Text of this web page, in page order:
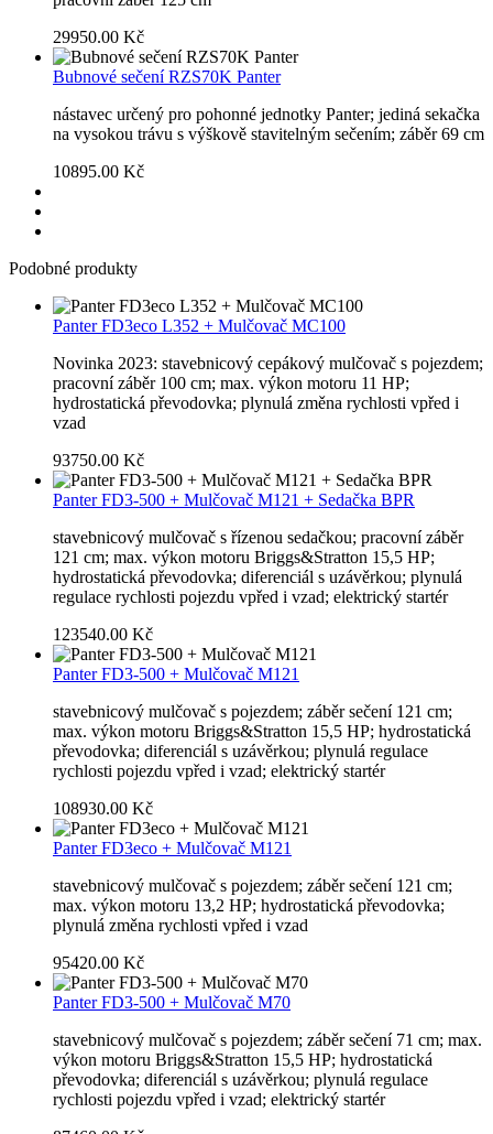
29950.00 Kč
Bubnové sečení RZS70K Panter
nástavec určený pro pohonné jednotky Panter; jediná sekačka
na vysokou trávu s výškově stavitelným sečením; záběr 69 cm
10895.00 Kč
Podobné produkty
Panter FD3eco L352 + Mulčovač MC100
Novinka 2023: stavebnicový cepákový mulčovač s pojezdem;
pracovní záběr 100 cm; max. výkon motoru 11 HP;
hydrostatická převodovka; plynulá změna rychlosti vpřed i
vzad
93750.00 Kč
Panter FD3-500 + Mulčovač M121 + Sedačka BPR
stavebnicový mulčovač s řízenou sedačkou; pracovní záběr
121 cm; max. výkon motoru Briggs&Stratton 15,5 HP;
hydrostatická převodovka; diferenciál s uzávěrkou; plynulá
regulace rychlosti pojezdu vpřed i vzad; elektrický startér
123540.00 Kč
Panter FD3-500 + Mulčovač M121
stavebnicový mulčovač s pojezdem; záběr sečení 121 cm;
max. výkon motoru Briggs&Stratton 15,5 HP; hydrostatická
převodovka; diferenciál s uzávěrkou; plynulá regulace
rychlosti pojezdu vpřed i vzad; elektrický startér
108930.00 Kč
Panter FD3eco + Mulčovač M121
stavebnicový mulčovač s pojezdem; záběr sečení 121 cm;
max. výkon motoru 13,2 HP; hydrostatická převodovka;
plynulá změna rychlosti vpřed i vzad
95420.00 Kč
Panter FD3-500 + Mulčovač M70
stavebnicový mulčovač s pojezdem; záběr sečení 71 cm; max.
výkon motoru Briggs&Stratton 15,5 HP; hydrostatická
převodovka; diferenciál s uzávěrkou; plynulá regulace
rychlosti pojezdu vpřed i vzad; elektrický startér